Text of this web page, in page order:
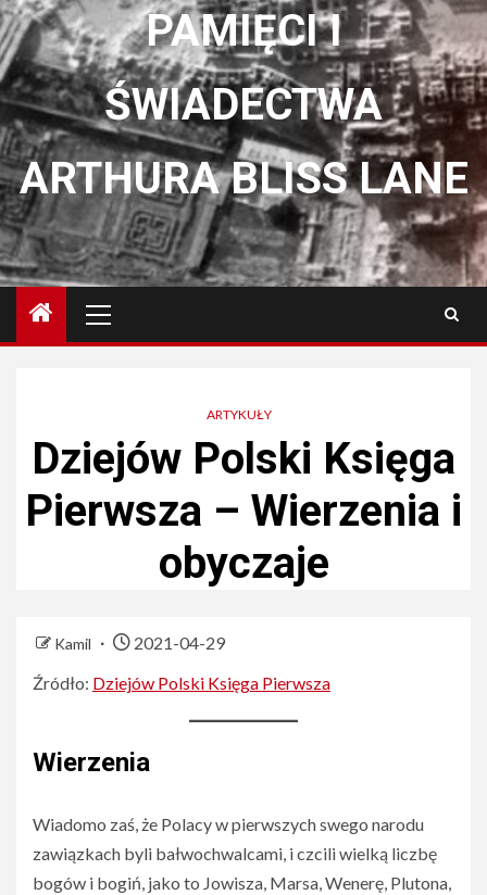
PAMIĘCI I
ŚWIADECTWA
ARTHURA BLISS LANE
główne
ARTYKUŁY
Dziejów Polski Księga
Pierwsza – Wierzenia i
obyczaje
Kamil
2021-04-29
Źródło: Dziejów Polski Księga Pierwsza
Wierzenia
Wiadomo zaś, że Polacy w pierwszych swego narodu
zawiązkach byli bałwochwalcami, i czcili wielką liczbę
bogów i bogiń, jako to Jowisza, Marsa, Wenerę, Plutona,